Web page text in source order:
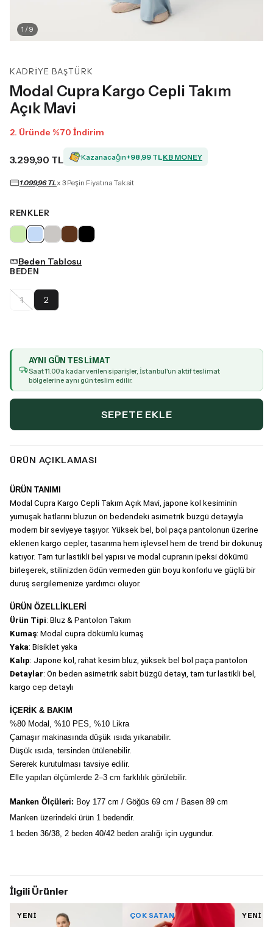
1 / 9
KADRIYE BAŞTÜRK
Modal Cupra Kargo Cepli Takım
Açık Mavi
2. Üründe %70 İndirim
3.299,90 TL Kazanacağın+98,99 TLKB MONEY
1.099,96 TLx 3 Peşin Fiyatına Taksit
RENKLER
Beden Tablosu
BEDEN
1 2
AYNI GÜN TESLIMAT
Saat11.00'a kadar verilen siparişler, İstanbul'un aktif teslimat
bölgelerine aynı gün teslim edilir.
SEPETE EKLE
ÜRÜN AÇIKLAMASI
ÜRÜN TANIMI
Modal Cupra Kargo Cepli Takım Açık Mavi, japone kol kesiminin
yumuşak hatlarını bluzun ön bedendeki asimetrik büzgü detayıyla
modern bir seviyeye taşıyor. Yüksek bel, bol paça pantolonun üzerine
eklenen kargo cepler, tasarıma hem işlevsel hem de trend bir dokunuş
katıyor. Tam tur lastikli bel yapısı ve modal cupranın ipeksi dökümü
birleşerek, stilinizden ödün vermeden gün boyu konforlu ve güçlü bir
duruş sergilemenize yardımcı oluyor.
ÜRÜN ÖZELLİKLERİ
Ürün Tipi: Bluz & Pantolon Takım
Kumaş: Modal cupra dökümlü kumaş
Yaka: Bisiklet yaka
Kalıp: Japone kol, rahat kesim bluz, yüksek bel bol paça pantolon
Detaylar: Ön beden asimetrik sabit büzgü detayı, tam tur lastikli bel,
kargo cep detaylı
İÇERİK & BAKIM
%80 Modal, %10 PES, %10 Likra
Çamaşır makinasında düşük ısıda yıkanabilir.
Düşük ısıda, tersinden ütülenebilir.
Sererek kurutulması tavsiye edilir.
Elle yapılan ölçümlerde 2–3 cm farklılık görülebilir.
Manken Ölçüleri: Boy 177 cm / Göğüs 69 cm / Basen 89 cm
Manken üzerindeki ürün 1 bedendir.
1 beden 36/38, 2 beden 40/42 beden aralığı için uygundur.
İlgili Ürünler
YENİ ÇOK SATAN YENİ